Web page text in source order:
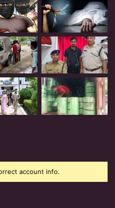
account info.